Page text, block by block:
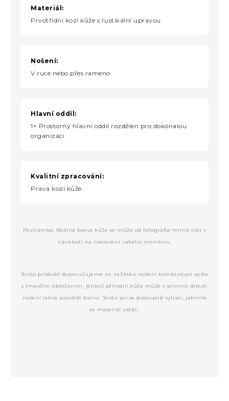
Materiál:
Prvotřídní kozí kůže s rustikální úpravou
Nošení:
V ruce nebo přes rameno
Hlavní oddíl:
1× Prostorný hlavní oddíl rozdělen pro dokonalou
organizaci
Kvalitní zpracování:
Pravá kozí kůže
Poznámka: Reálná barva kůže se může od fotografie mírně lišit v
závislosti na nastavení vašeho monitoru.
Tento produkt doporučujeme ze začátku nošení kombinovat spíše
s tmavším oblečením, jelikož přírodní kůže může v prvních dnech
nošení lehce pouštět barvu. Tento jev se postupně vytratí, jakmile
se materiál ustálí.